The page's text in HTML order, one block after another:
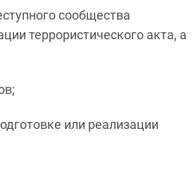
сообщества
террористического акта, а
или реализации